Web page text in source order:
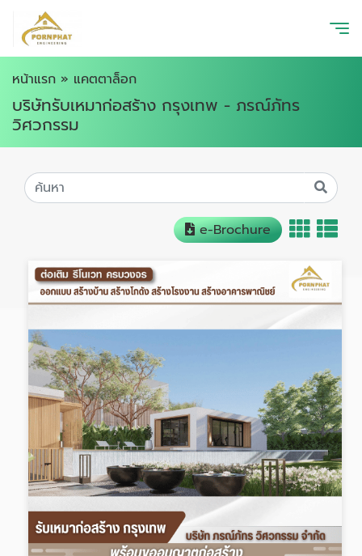
หน้าแรก » แคตตาล็อก
บริษัทรับเหมาก่อสร้าง กรุงเทพ - ภรณ์ภัทร
วิศวกรรม
e-Brochure